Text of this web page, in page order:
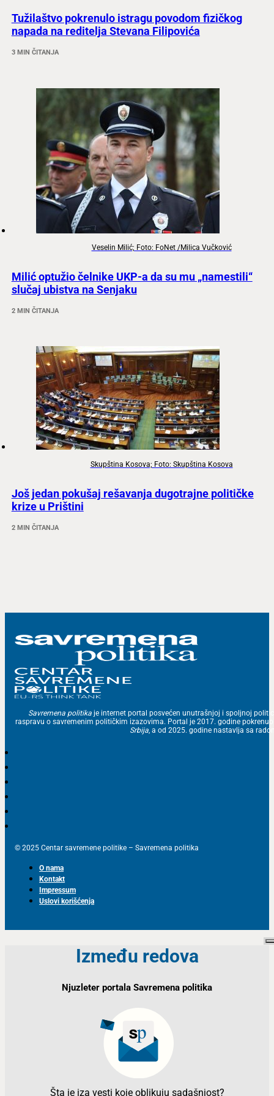
Tužilaštvo pokrenulo istragu povodom fizičkog
napada na reditelja Stevana Filipovića
3 MIN ČITANJA
Veselin Milić; Foto: FoNet /Milica Vučković
Milić optužio čelnike UKP-a da su mu „namestili“
slučaj ubistva na Senjaku
2 MIN ČITANJA
Skupština Kosova; Foto: Skupština Kosova
Još jedan pokušaj rešavanja dugotrajne političke
krize u Prištini
2 MIN ČITANJA
Savremena politika je internet portal posvećen unutrašnjoj i spoljnoj
raspravu o savremenim političkim izazovima. Portal je 2017. godine
Srbija , a od 2025. godine nastavlja sa
© 2025 Centar savremene politike – Savremena politika
O nama
Kontakt
Impressum
Uslovi korišćenja
Između redova
Njuzleter portala Savremena politika
Šta je iza vesti koje oblikuju sadašnjost?